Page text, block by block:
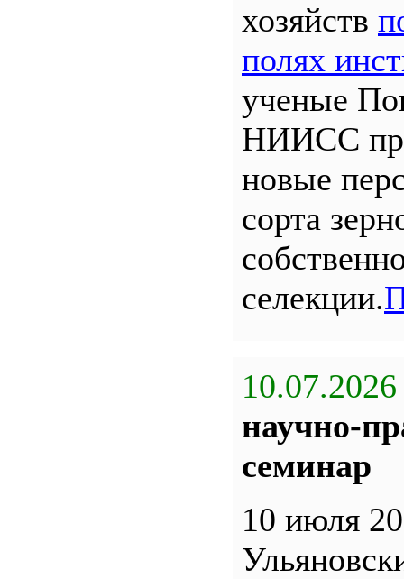
хозяйств
полях
ученые
НИИСС
новые
сорта
селекции.
10.07.2026
научно-
семинар
10 июля